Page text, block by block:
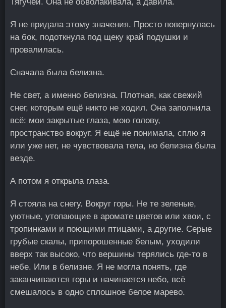
Я не придала этому значения. Просто повернулась
на бок, подоткнула под щеку край подушки и
провалилась.
Сначала была белизна.
Не свет, а именно белизна. Плотная, как свежий
снег, которым ещё никто не ходил. Она заполнила
всё: мои закрытые глаза, мою голову,
пространство вокруг. Я ещё не понимала, сплю я
или уже нет, не чувствовала тела, но белизна была
везде.
А потом я открыла глаза.
Я стояла на снегу. Вокруг горы. Не те зеленые,
уютные, утопающие в аромате цветов или хвои, с
тропинками и поющими птицами, а другие. Серые
грубые скалы, припорошенные белым, уходили
вверх так высоко, что вершины терялись где-то в
небе. Или в белизне. Я не могла понять, где
заканчиваются горы и начинается небо, всё
смешалось в одно сплошное белое марево.